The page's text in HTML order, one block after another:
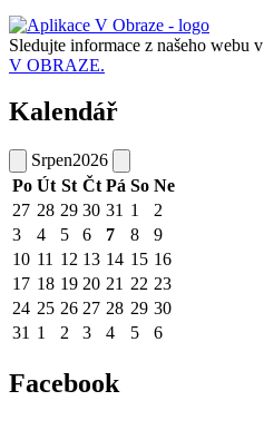
Sledujte informace z našeho webu v
V OBRAZE.
Kalendář
Srpen2026
Po Út St Čt Pá So Ne
27 28 29 30 31 1
2
3
4 5 6 7 8
9
10 11 12 13 14 15 16
17 18 19 20 21 22 23
24 25 26 27 28 29 30
31 1 2 3 4 5 6
Facebook